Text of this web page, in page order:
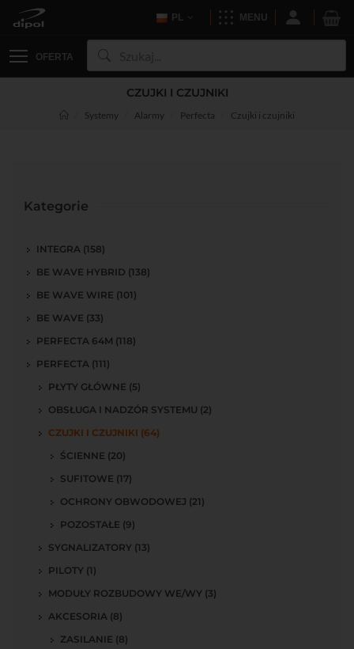
PL MENU
OFERTA
CZUJKI I CZUJNIKI
Systemy Alarmy Perfecta Czujki i czujniki
Kategorie
INTEGRA (158)
BE WAVE HYBRID (138)
BE WAVE WIRE (101)
BE WAVE (33)
PERFECTA 64M (118)
PERFECTA (111)
PŁYTY GŁÓWNE (5)
OBSŁUGA I NADZÓR SYSTEMU (2)
CZUJKI I CZUJNIKI (64)
ŚCIENNE (20)
SUFITOWE (17)
OCHRONY OBWODOWEJ (21)
POZOSTAŁE (9)
SYGNALIZATORY (13)
PILOTY (1)
MODUŁY ROZBUDOWY WE/WY (3)
AKCESORIA (8)
ZASILANIE (8)